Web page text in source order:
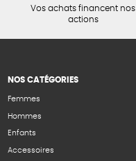
Vos achats financent nos
actions
NOS CATÉGORIES
Femmes
Hommes
Enfants
Accessoires